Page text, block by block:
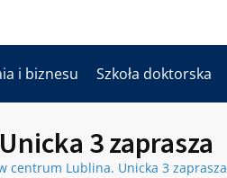
i biznesu Szkoła doktorska
3 zaprasza
centrum Lublina. Unicka 3 zaprasza